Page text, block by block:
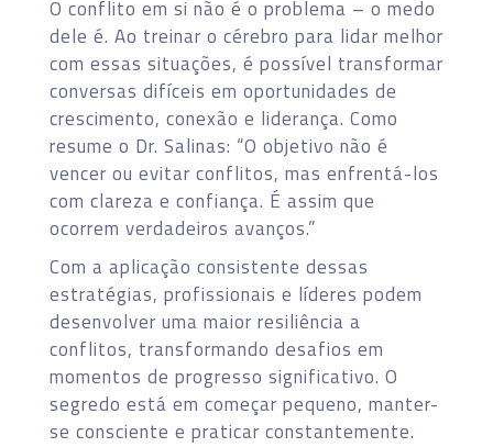
O conflito em si não é o problema – o medo
dele é. Ao treinar o cérebro para lidar melhor
com essas situações, é possível transformar
conversas difíceis em oportunidades de
crescimento, conexão e liderança. Como
resume o Dr. Salinas: “O objetivo não é
vencer ou evitar conflitos, mas enfrentá-los
com clareza e confiança. É assim que
ocorrem verdadeiros avanços.”
Com a aplicação consistente dessas
estratégias, profissionais e líderes podem
desenvolver uma maior resiliência a
conflitos, transformando desafios em
momentos de progresso significativo. O
segredo está em começar pequeno, manter-
se consciente e praticar constantemente.